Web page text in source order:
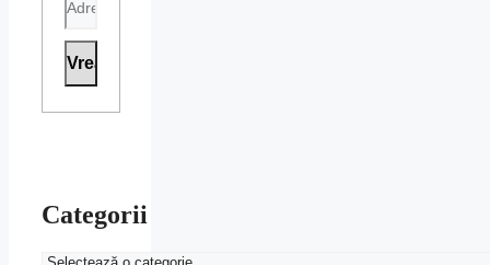
Categorii
Categorii